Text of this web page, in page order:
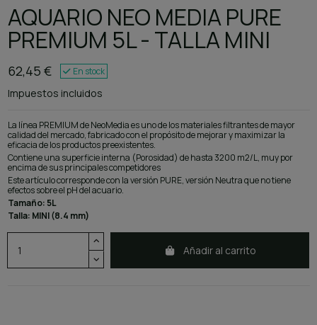
AQUARIO NEO MEDIA PURE
PREMIUM 5L - TALLA MINI
62,45 € En stock
Impuestos incluidos
La línea PREMIUM de NeoMedia es uno de los materiales filtrantes de mayor
calidad del mercado, fabricado con el propósito de mejorar y maximizar la
eficacia de los productos preexistentes.
Contiene una superficie interna (Porosidad) de hasta 3200 m2/L, muy por
encima de sus principales competidores
Este artículo corresponde con la versión PURE, versión Neutra que no tiene
efectos sobre el pH del acuario.
Tamaño: 5L
Talla: MINI (8.4 mm)
Añadir al carrito